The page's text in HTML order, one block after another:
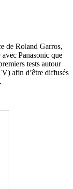
de Roland Garros,
avec Panasonic que
tests autour
afin d’être diffusés